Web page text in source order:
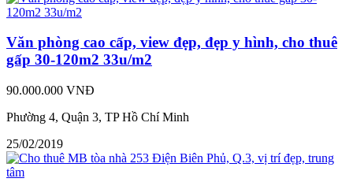
Văn phòng cao cấp, view đẹp, đẹp y hình, cho thuê
gấp 30-120m2 33u/m2
90.000.000 VNĐ
Phường 4, Quận 3, TP Hồ Chí Minh
25/02/2019